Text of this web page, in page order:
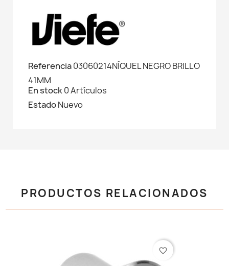
Referencia03060214NÍQUEL NEGRO BRILLO
41MM
En stock0 Artículos
EstadoNuevo
PRODUCTOS RELACIONADOS
favorite_border